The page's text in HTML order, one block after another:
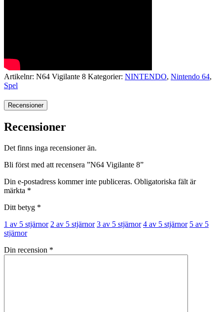
Artikelnr: N64 Vigilante 8 Kategorier: NINTENDO, Nintendo 64,
Spel
Recensioner
Recensioner
Det finns inga recensioner än.
Bli först med att recensera ”N64 Vigilante 8”
Din e-postadress kommer inte publiceras. Obligatoriska fält är
märkta *
Ditt betyg *
1 av 5 stjärnor 2 av 5 stjärnor 3 av 5 stjärnor 4 av 5 stjärnor 5 av 5
stjärnor
Din recension *